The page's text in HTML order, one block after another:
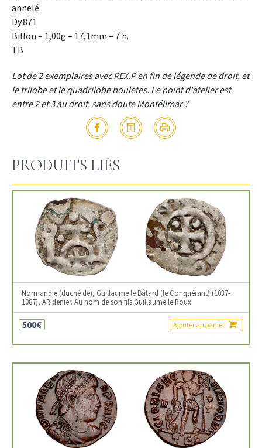
annelé.
Dy.871
Billon – 1,00g – 17,1mm – 7 h.
TB
Lot de 2 exemplaires avec REX.P en fin de légende de droit, et
le trilobe et le quadrilobe bouletés. Le point d'atelier est
entre 2 et 3 au droit, sans doute Montélimar ?
PRODUITS LIÉS
Normandie (duché de), Guillaume le Bâtard (le Conquérant) (1037-
1087), AR denier. Au nom de son fils Guillaume le Roux
500€ Ajouter au panier